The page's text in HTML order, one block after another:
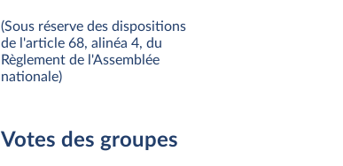
(Sous réserve des dispositions
de l'article 68, alinéa 4, du
Règlement de l'Assemblée
nationale)
Votes des groupes